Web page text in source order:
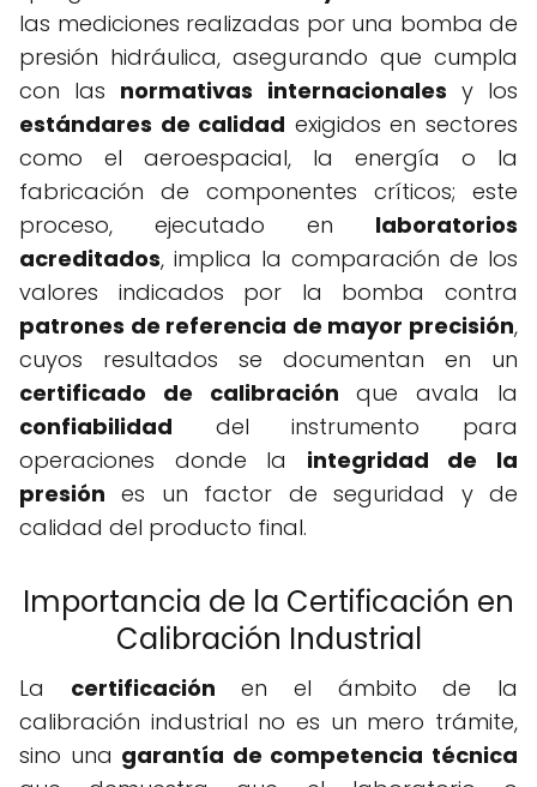
las mediciones realizadas por una bomba de
presión hidráulica, asegurando que cumpla
con las normativas internacionales y los
estándares de calidad exigidos en sectores
como el aeroespacial, la energía o la
fabricación de componentes críticos; este
proceso, ejecutado en laboratorios
acreditados, implica la comparación de los
valores indicados por la bomba contra
patrones de referencia de mayor precisión,
cuyos resultados se documentan en un
certificado de calibración que avala la
confiabilidad del instrumento para
operaciones donde la integridad de la
presión es un factor de seguridad y de
calidad del producto final.
Importancia de la Certificación en
Calibración Industrial
La certificación en el ámbito de la
calibración industrial no es un mero trámite,
sino una garantía de competencia técnica